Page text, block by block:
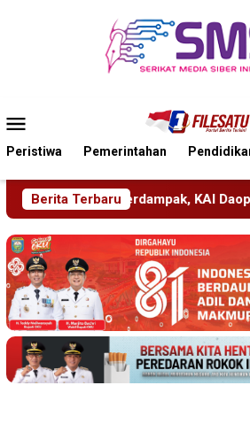
Mobile
Peristiwa Pemerintahan
Berita Terbaru
Gerak Cepat Pulihkan Layanan